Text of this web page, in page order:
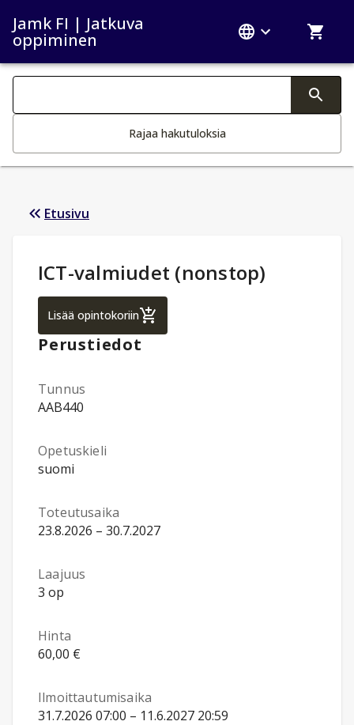
Jamk FI | Jatkuva
oppiminen
Haku kategoriat
Rajaa hakutuloksia
Etusivu
Opintotiedot:
ICT-valmiudet (nonstop)
Lisää opintokoriinICT-valmiudet (nonstop)
Perustiedot
Tunnus
AAB440
Opetuskieli
suomi
Toteutusaika
23.8.2026 – 30.7.2027
Laajuus
3 op
Hinta
60,00 €
Ilmoittautumisaika
31.7.2026 07:00 – 11.6.2027 20:59